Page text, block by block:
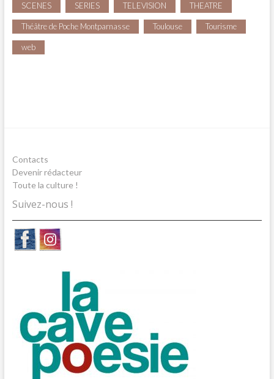
SCENES SERIES TELEVISION THEATRE
Théâtre de Poche Montparnasse Toulouse Tourisme
web
Contacts
Devenir rédacteur
Toute la culture !
Suivez-nous !